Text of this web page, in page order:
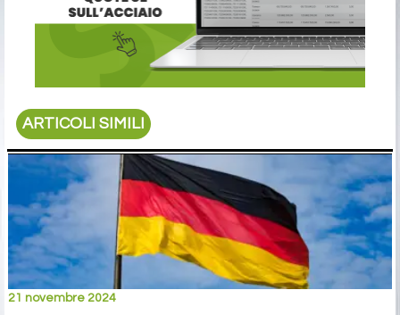
ARTICOLI SIMILI
21 novembre 2024